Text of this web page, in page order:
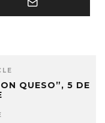
QUESO”, 5 DE